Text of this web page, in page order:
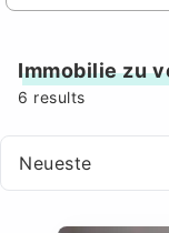
Immobilie zu
6 results
Neueste